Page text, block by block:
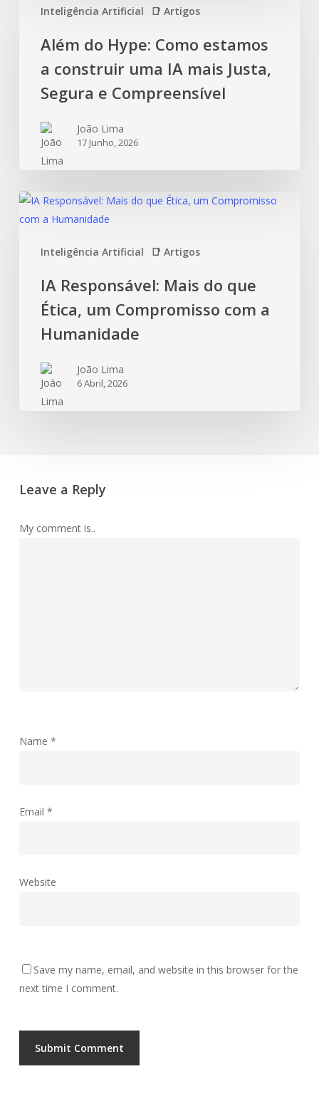
Inteligência Artificial 📑 Artigos
Além do Hype: Como estamos
a construir uma IA mais Justa,
Segura e Compreensível
João Lima
17 Junho, 2026
Inteligência Artificial 📑 Artigos
IA Responsável: Mais do que
Ética, um Compromisso com a
Humanidade
João Lima
6 Abril, 2026
Leave a Reply
My comment is..
Name *
Email *
Website
Save my name, email, and website in this browser for the
next time I comment.